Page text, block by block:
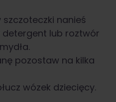
nanieś
lub roztwór
pozostaw na kilka
wózek dziecięcy.